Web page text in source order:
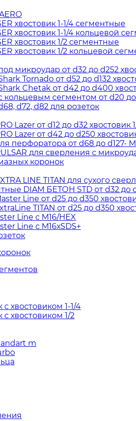
хвостовик 1-1/4 сегментные
хвостовик 1-1/4 кольцевой
хвостовик 1/2 сегментные
хвостовик 1/2 кольцевой
микроудар от d32 до d252
Tornado от d52 до d132
Chetak от d42 до d400
сегментом от d20 до
d72, d82 для розеток
Lazer от d12 до d32 хвостовик
Lazer от d42 до d250
перфоратора от d68 до d127-
для сверления с
коронок
LINE TITAN для сухого
DIAM БЕТОН STD от d32 до
Line от d25 до d350
ТITAN от d25 до d350
Line с М16/HEX
Line с М16хSDS+
хвостовиком 1-1/4
хвостовиком 1/2
m